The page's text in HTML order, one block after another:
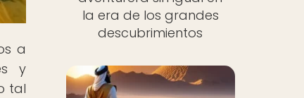
a
y
tal
la era de los grandes
descubrimientos